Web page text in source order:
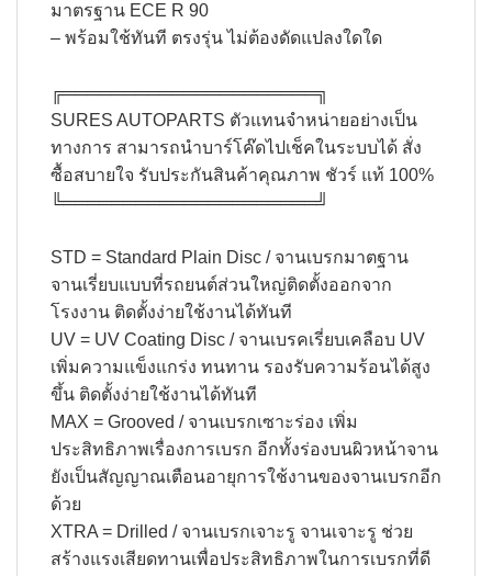
มาตรฐาน ECE R 90​
– พร้อมใช้ทันที ตรงรุ่น ไม่ต้องดัดแปลงใดใด​
╔═════════════════════╗​
SURES AUTOPARTS ตัวแทนจำหน่ายอย่างเป็น
ทางการ สามารถนำบาร์โค๊ดไปเช็คในระบบได้ สั่ง
ซื้อสบายใจ รับประกันสินค้าคุณภาพ ชัวร์ แท้ 100%​
╚═════════════════════╝​
STD = Standard Plain Disc / จานเบรกมาตฐาน
จานเรี่ยบแบบที่รถยนต์ส่วนใหญ่ติดตั้งออกจาก
โรงงาน ติดตั้งง่ายใช้งานได้ทันที
UV = UV Coating Disc / จานเบรคเรี่ยบเคลือบ UV
เพิ่มความแข็งแกร่ง ทนทาน รองรับความร้อนได้สูง
ขึ้น ติดตั้งง่ายใช้งานได้ทันที
MAX = Grooved / จานเบรกเซาะร่อง เพิ่ม
ประสิทธิภาพเรื่องการเบรก อีกทั้งร่องบนผิวหน้าจาน
ยังเป็นสัญญาณเตือนอายุการใช้งานของจานเบรกอีก
ด้วย
XTRA = Drilled / จานเบรกเจาะรู จานเจาะรู ช่วย
สร้างแรงเสียดทานเพื่อประสิทธิภาพในการเบรกที่ดี